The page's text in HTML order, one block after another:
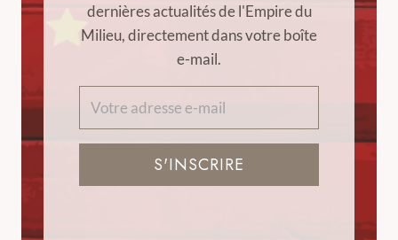
dernières actualités de l'Empire du
Milieu, directement dans votre boîte
e-mail.
S'INSCRIRE